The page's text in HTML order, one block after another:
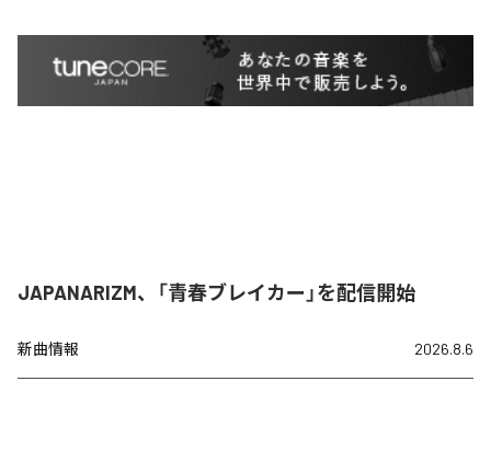
JAPANARIZM、「青春ブレイカー」を配信開始
新曲情報 2026.8.6